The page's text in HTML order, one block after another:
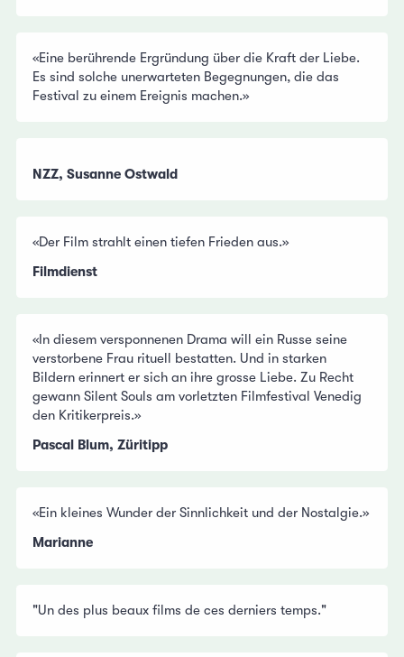
«Eine berührende Ergründung über die Kraft der Liebe.
Es sind solche unerwarteten Begegnungen, die das
Festival zu einem Ereignis machen.»
NZZ, Susanne Ostwald
«Der Film strahlt einen tiefen Frieden aus.»
Filmdienst
«In diesem versponnenen Drama will ein Russe seine
verstorbene Frau rituell bestatten. Und in starken
Bildern erinnert er sich an ihre grosse Liebe. Zu Recht
gewann Silent Souls am vorletzten Filmfestival Venedig
den Kritikerpreis.»
Pascal Blum, Züritipp
«Ein kleines Wunder der Sinnlichkeit und der Nostalgie.»
Marianne
"Un des plus beaux films de ces derniers temps."